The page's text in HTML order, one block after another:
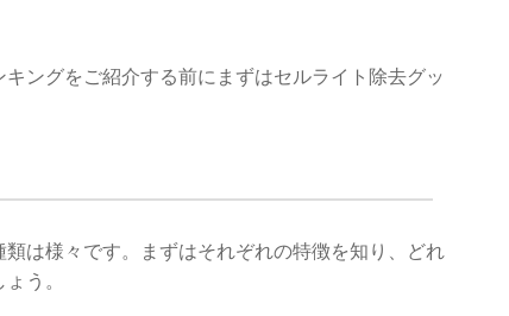
ングをご紹介する前にまずはセルライト除去グッ
は様々です。まずはそれぞれの特徴を知り、どれ
う。